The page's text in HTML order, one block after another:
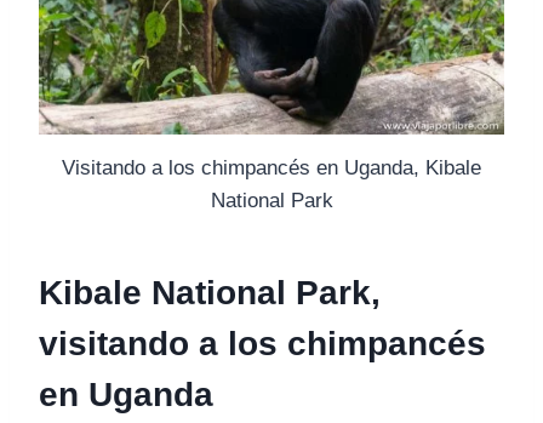
Visitando a los chimpancés en Uganda, Kibale
National Park
Kibale National Park,
visitando a los chimpancés
en Uganda